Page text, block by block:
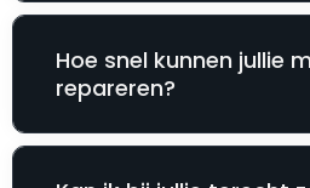
Hoe snel kunnen jullie
repareren?